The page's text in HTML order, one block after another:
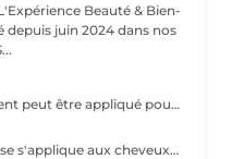
depuis juin 2024 dans nos
Jusqu'à 12 ans inclus Un supplément peut être appliqué pour les cheveux très longs, très épais ou nécessitant un temps de travail supplémentaire.
Jusqu'à 12 ans inclus Le tarif de base s'applique aux cheveux courts à mi-longs. Un supplément peut être appliqué pour les cheveux très longs, très épais ou nécessitant un temps de travail supplémentaire.